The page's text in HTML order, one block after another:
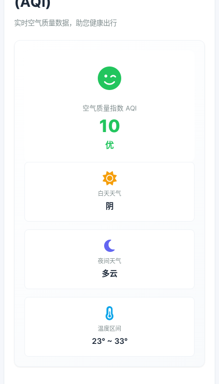
实时空气质量数据，助您健康出行
空气质量指数 AQI
10
优
白天天气
阴
夜间天气
多云
温度区间
23° ~ 33°